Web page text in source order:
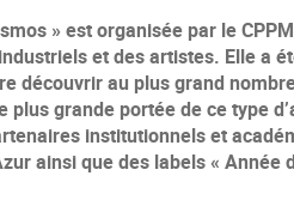
» est organisée par le
et des artistes. Elle a
découvrir au plus grand
grande portée de ce type
institutionnels et
ainsi que des labels « Année